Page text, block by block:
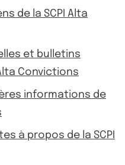
de la SCPI Alta
et bulletins
Convictions
informations de
à propos de la SCPI